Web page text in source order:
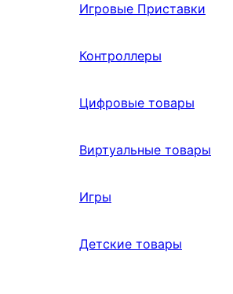
Игровые Приставки
Контроллеры
Цифровые товары
Виртуальные товары
Игры
Детские товары